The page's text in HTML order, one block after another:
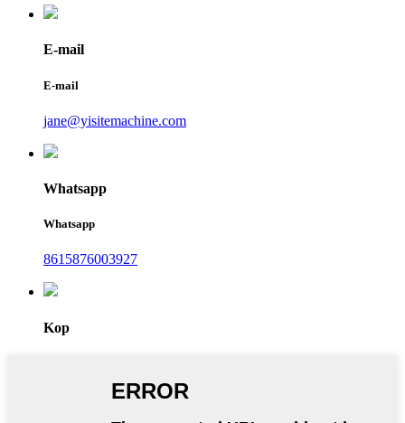
E-mail
E-mail
jane@yisitemachine.com
Whatsapp
Whatsapp
8615876003927
Kop